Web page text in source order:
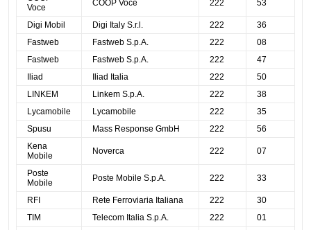
Voce
COOP Voce 222 53
Digi Mobil Digi Italy S.r.l. 222
36
Fastweb
Fastweb S.p.A. 222
08
Fastweb
Fastweb S.p.A. 222
47
Iliad
Iliad Italia 222
50
LINKEM
Linkem S.p.A. 222
38
Lycamobile
Lycamobile 222
35
Spusu
Mass Response GmbH 222
56
Kena
Mobile
Noverca 222 07
Poste
Mobile
Poste Mobile S.p.A. 222 33
RFI Rete Ferroviaria Italiana 222
30
TIM
Telecom Italia S.p.A. 222
01